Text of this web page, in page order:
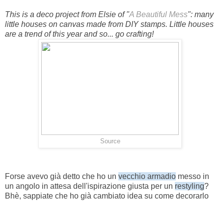
This is a deco project from Elsie of "A Beautiful Mess": many
little houses on canvas made from DIY stamps. Little houses
are a trend of this year and so... go crafting!
Source
Forse avevo già detto che ho un vecchio armadio messo in
un angolo in attesa dell'ispirazione giusta per un restyling?
Bhè, sappiate che ho già cambiato idea su come decorarlo